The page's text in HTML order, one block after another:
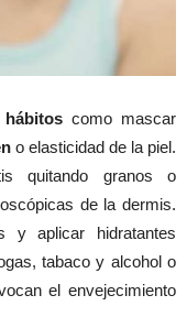
hábitos como mascar
o elasticidad de la piel.
quitando granos o
de la dermis.
y aplicar hidratantes
tabaco y alcohol o
el envejecimiento